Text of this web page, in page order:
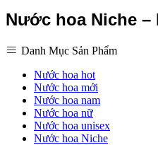
Nước hoa Niche –
Danh Mục Sản Phẩm
Nước hoa hot
Nước hoa mới
Nước hoa nam
Nước hoa nữ
Nước hoa unisex
Nước hoa Niche